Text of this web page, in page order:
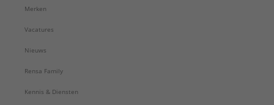
Merken
Vacatures
Nieuws
Rensa Family
Kennis & Diensten